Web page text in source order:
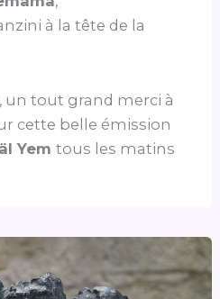
à la tête de la
un tout grand merci à
cette belle émission
Yemtous les matins